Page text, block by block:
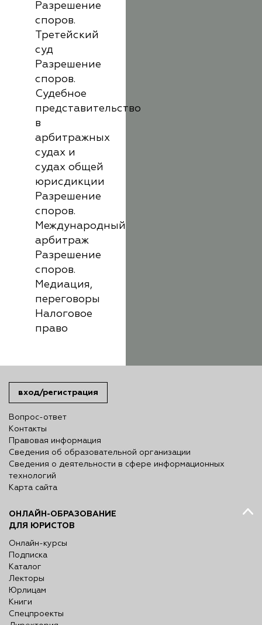
Разрешение
споров.
Третейский
суд
Разрешение
споров.
Судебное
представительство
в
арбитражных
судах и
судах общей
юрисдикции
Разрешение
споров.
Международный
арбитраж
Разрешение
споров.
Медиация,
переговоры
Налоговое
право
вход/регистрация
Вопрос-ответ
Контакты
Правовая информация
Сведения об образовательной организации
Сведения о деятельности в сфере информационных
технологий
Карта сайта
ОНЛАЙН-ОБРАЗОВАНИЕ
ДЛЯ ЮРИСТОВ
Онлайн-курсы
Подписка
Каталог
Лекторы
Юрлицам
Книги
Спецпроекты